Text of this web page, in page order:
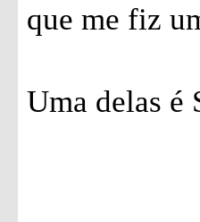
que me fiz
Uma delas é